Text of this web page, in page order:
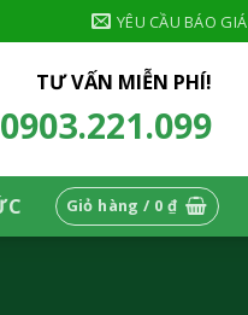
YÊU CẦU BÁO GIÁ
TƯ VẤN MIỄN PHÍ!
0903.221.099
Giỏ hàng / 0 ₫